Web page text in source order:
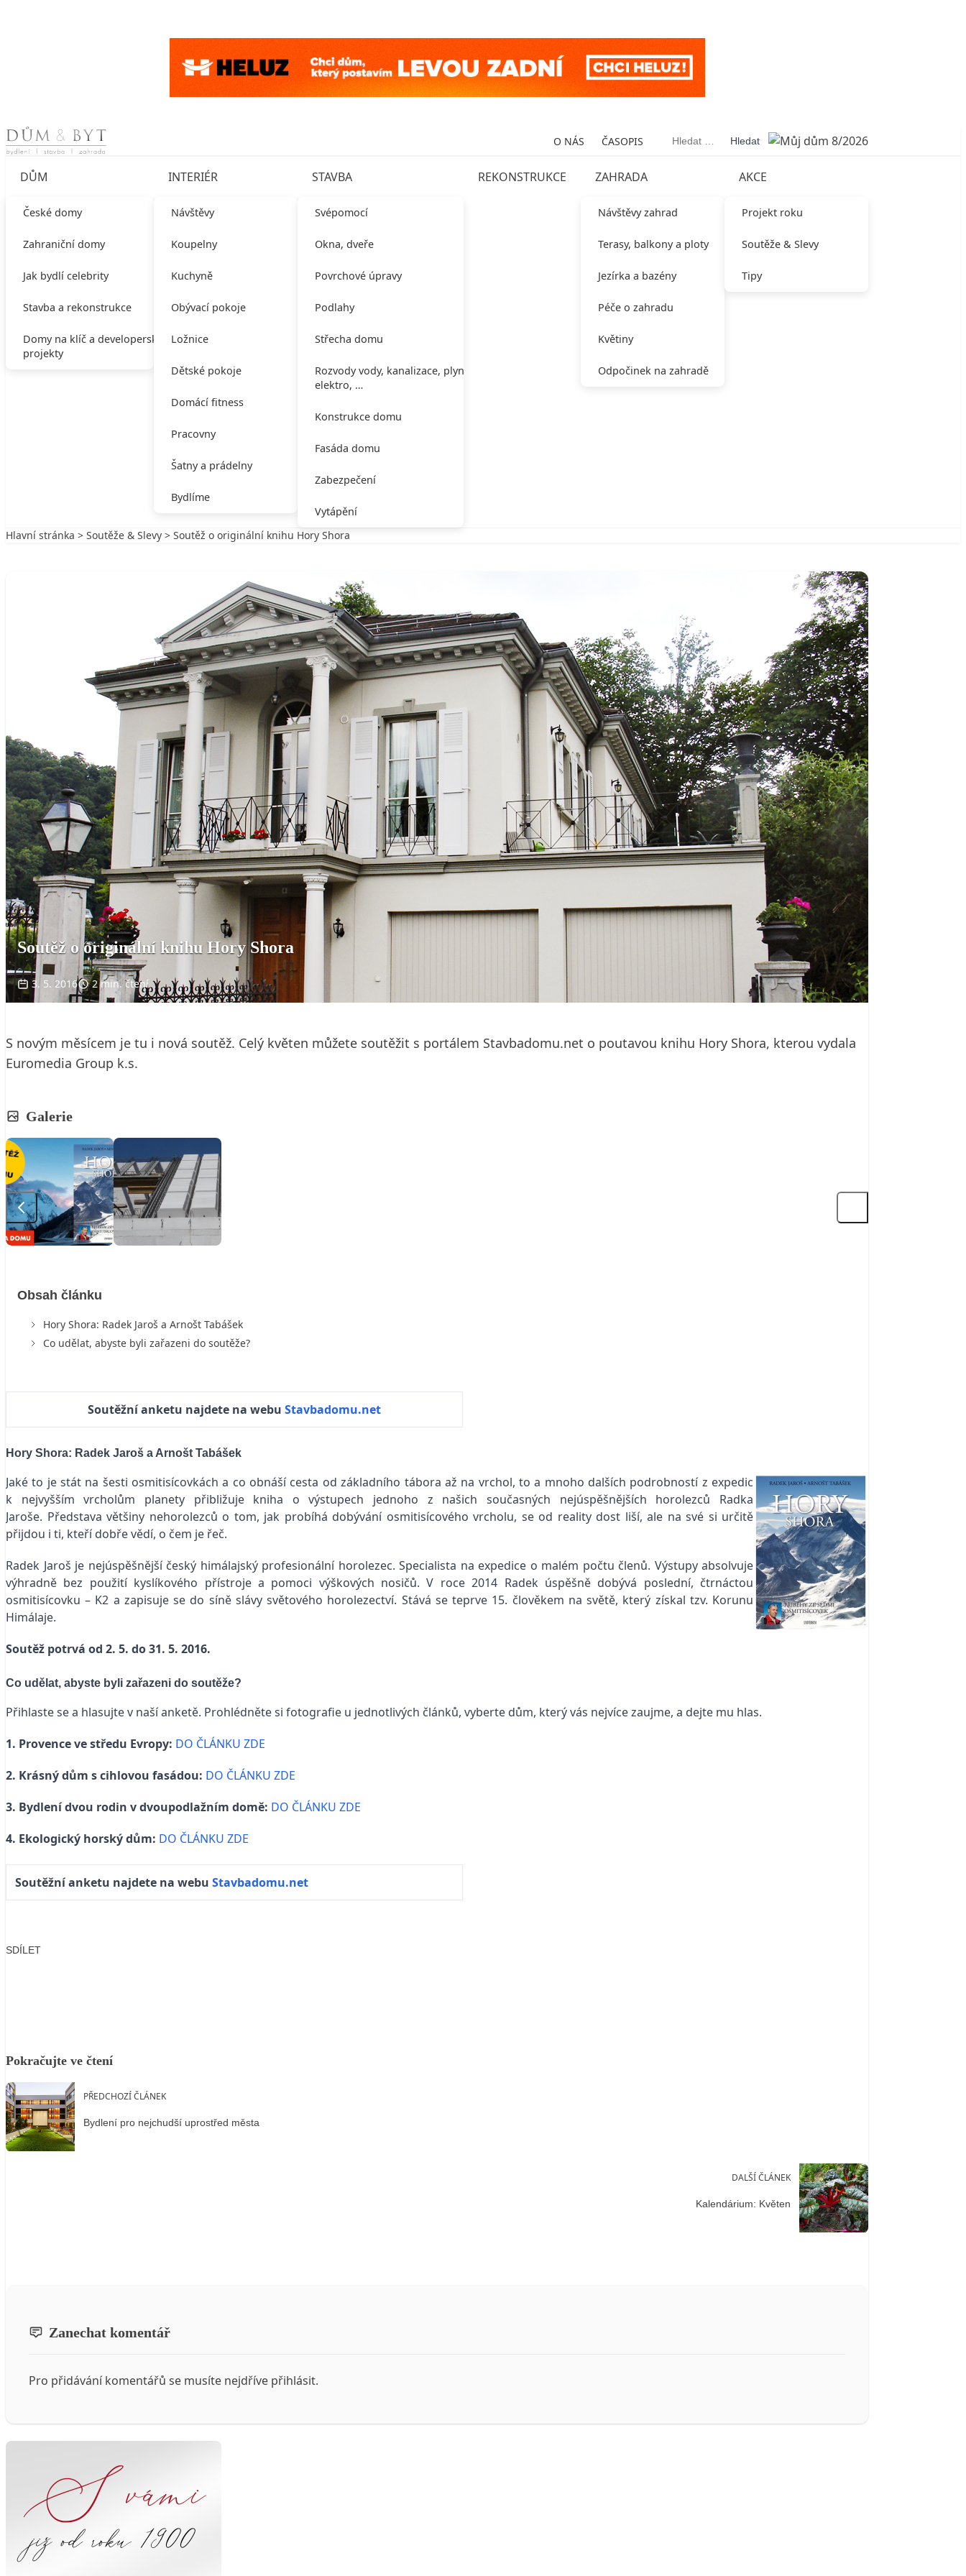
Skip to content O NÁS ČASOPIS Vyhledávání
DŮM
České domy
Zahraniční domy
Jak bydlí celebrity
Stavba a rekonstrukce
Domy na klíč a developerské
projekty
INTERIÉR
Návštěvy
Koupelny
Kuchyně
Obývací pokoje
Ložnice
Dětské pokoje
Domácí fitness
Pracovny
Šatny a prádelny
Bydlíme
STAVBA
Svépomocí
Okna, dveře
Povrchové úpravy
Podlahy
Střecha domu
Rozvody vody, kanalizace, plynu,
elektro, …
Konstrukce domu
Fasáda domu
Zabezpečení
Vytápění
REKONSTRUKCE ZAHRADA
Návštěvy zahrad
Terasy, balkony a ploty
Jezírka a bazény
Péče o zahradu
Květiny
Odpočinek na zahradě
AKCE
Projekt roku
Soutěže & Slevy
Tipy
Hlavní stránka > Soutěže & Slevy > Soutěž o originální knihu Hory Shora
Soutěž o originální knihu Hory Shora
3. 5. 2016 2 min. čtení
S novým měsícem je tu i nová soutěž. Celý květen můžete soutěžit s portálem Stavbadomu.net o poutavou knihu Hory Shora, kterou vydala
Euromedia Group k.s.
Galerie
Obsah článku
Hory Shora: Radek Jaroš a Arnošt Tabášek
Co udělat, abyste byli zařazeni do soutěže?
Soutěžní anketu najdete na webu Stavbadomu.net
Hory Shora: Radek Jaroš a Arnošt Tabášek
Jaké to je stát na šesti osmitisícovkách a co obnáší cesta od základního tábora až na vrchol, to a mnoho dalších podrobností z expedic
k nejvyšším vrcholům planety přibližuje kniha o výstupech jednoho z našich současných nejúspěšnějších horolezců Radka
Jaroše. Představa většiny nehorolezců o tom, jak probíhá dobývání osmitisícového vrcholu, se od reality dost liší, ale na své si určitě
přijdou i ti, kteří dobře vědí, o čem je řeč.
Radek Jaroš je nejúspěšnější český himálajský profesionální horolezec. Specialista na expedice o malém počtu členů. Výstupy absolvuje
výhradně bez použití kyslíkového přístroje a pomoci výškových nosičů. V roce 2014 Radek úspěšně dobývá poslední, čtrnáctou
osmitisícovku – K2 a zapisuje se do síně slávy světového horolezectví. Stává se teprve 15. člověkem na světě, který získal tzv. Korunu
Himálaje.
Soutěž potrvá od 2. 5. do 31. 5. 2016.
Co udělat, abyste byli zařazeni do soutěže?
Přihlaste se a hlasujte v naší anketě. Prohlédněte si fotografie u jednotlivých článků, vyberte dům, který vás nejvíce zaujme, a dejte mu hlas.
1. Provence ve středu Evropy: DO ČLÁNKU ZDE
2. Krásný dům s cihlovou fasádou: DO ČLÁNKU ZDE
3. Bydlení dvou rodin v dvoupodlažním domě: DO ČLÁNKU ZDE
4. Ekologický horský dům: DO ČLÁNKU ZDE
Soutěžní anketu najdete na webu Stavbadomu.net
SDÍLET
Pokračujte ve čtení
PŘEDCHOZÍ ČLÁNEK
Bydlení pro nejchudší uprostřed města
DALŠÍ ČLÁNEK
Kalendárium: Květen
Zanechat komentář
Pro přidávání komentářů se musíte nejdříve přihlásit.